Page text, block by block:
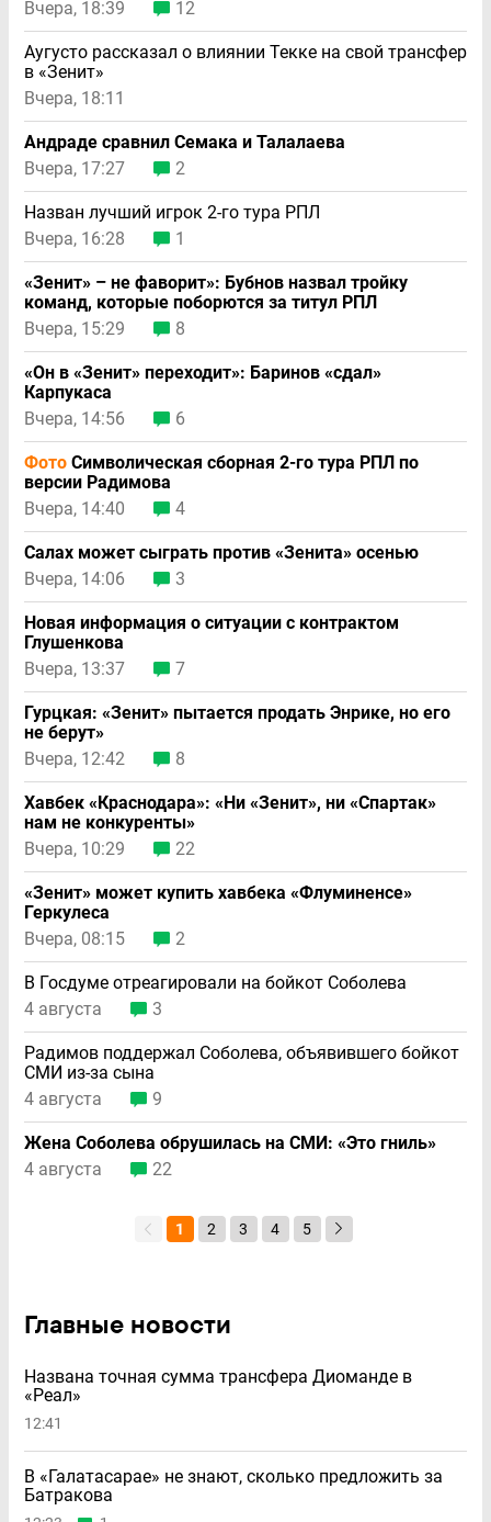
Вчера, 18:39 12
Аугусто рассказал о влиянии Текке на свой трансфер
в «Зенит»
Вчера, 18:11
Андраде сравнил Семака и Талалаева
Вчера, 17:27
2
Назван лучший игрок 2-го тура РПЛ
Вчера, 16:28
1
«Зенит» – не фаворит»: Бубнов назвал тройку
команд, которые поборются за титул РПЛ
Вчера, 15:29
8
«Он в «Зенит» переходит»: Баринов «сдал»
Карпукаса
Вчера, 14:56
6
Фото Символическая сборная 2-го тура РПЛ по
версии Радимова
Вчера, 14:40
4
Салах может сыграть против «Зенита» осенью
Вчера, 14:06
3
Новая информация о ситуации с контрактом
Глушенкова
Вчера, 13:37
7
Гурцкая: «Зенит» пытается продать Энрике, но его
не берут»
Вчера, 12:42
8
Хавбек «Краснодара»: «Ни «Зенит», ни «Спартак»
нам не конкуренты»
Вчера, 10:29
22
«Зенит» может купить хавбека «Флуминенсе»
Геркулеса
Вчера, 08:15
2
В Госдуме отреагировали на бойкот Соболева
4 августа
3
Радимов поддержал Соболева, объявившего бойкот
СМИ из-за сына
4 августа
9
Жена Соболева обрушилась на СМИ: «Это гниль»
4 августа
22
1 2 3 4 5
Главные новости
Названа точная сумма трансфера Диоманде в
«Реал»
12:41
В «Галатасарае» не знают, сколько предложить за
Батракова